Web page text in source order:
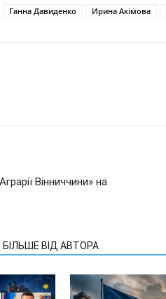
Ганна Давиденко Ирина Акімова
Вінниччини» на
БІЛЬШЕ ВІД АВТОРА